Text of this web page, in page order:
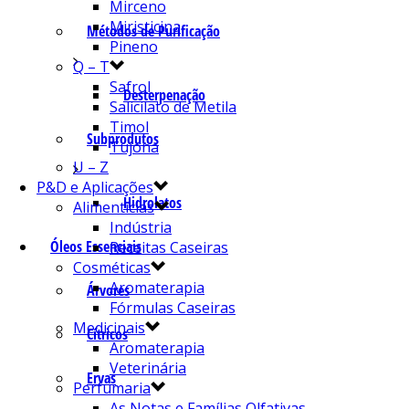
Métodos de Purificação
Desterpenação
Subprodutos
Hidrolatos
Óleos Essenciais
Árvores
Cítricos
Ervas
Mirceno
Miristicina
Pineno
Q – T
Safrol
Salicilato de Metila
Timol
Tujona
U – Z
P&D e Aplicações
Alimentícias
Indústria
Receitas Caseiras
Cosméticas
Aromaterapia
Fórmulas Caseiras
Medicinais
Aromaterapia
Veterinária
Perfumaria